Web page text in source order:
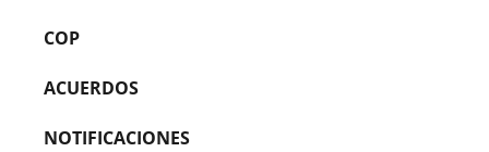
COP
ACUERDOS
NOTIFICACIONES